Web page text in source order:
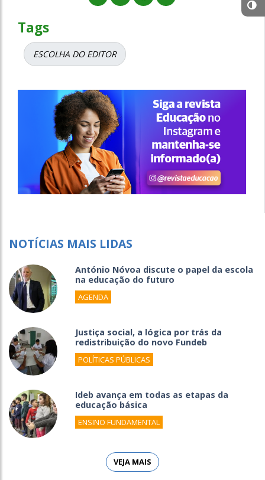
Tags
ESCOLHA DO EDITOR
NOTÍCIAS MAIS LIDAS
António Nóvoa discute o papel da escola
na educação do futuro
AGENDA
Justiça social, a lógica por trás da
redistribuição do novo Fundeb
POLÍTICAS PÚBLICAS
Ideb avança em todas as etapas da
educação básica
ENSINO FUNDAMENTAL
VEJA MAIS